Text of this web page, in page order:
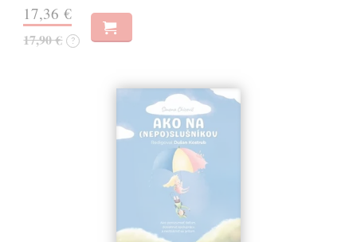
17,36 €
17,90 € ?